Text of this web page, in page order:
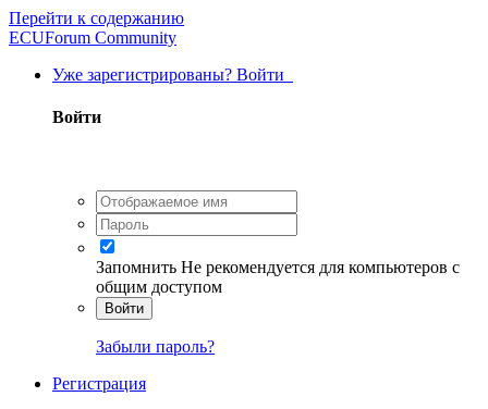
Перейти к содержанию
ECUForum Community
Уже зарегистрированы? Войти
Войти
Запомнить Не рекомендуется для компьютеров с
общим доступом
Войти
Забыли пароль?
Регистрация